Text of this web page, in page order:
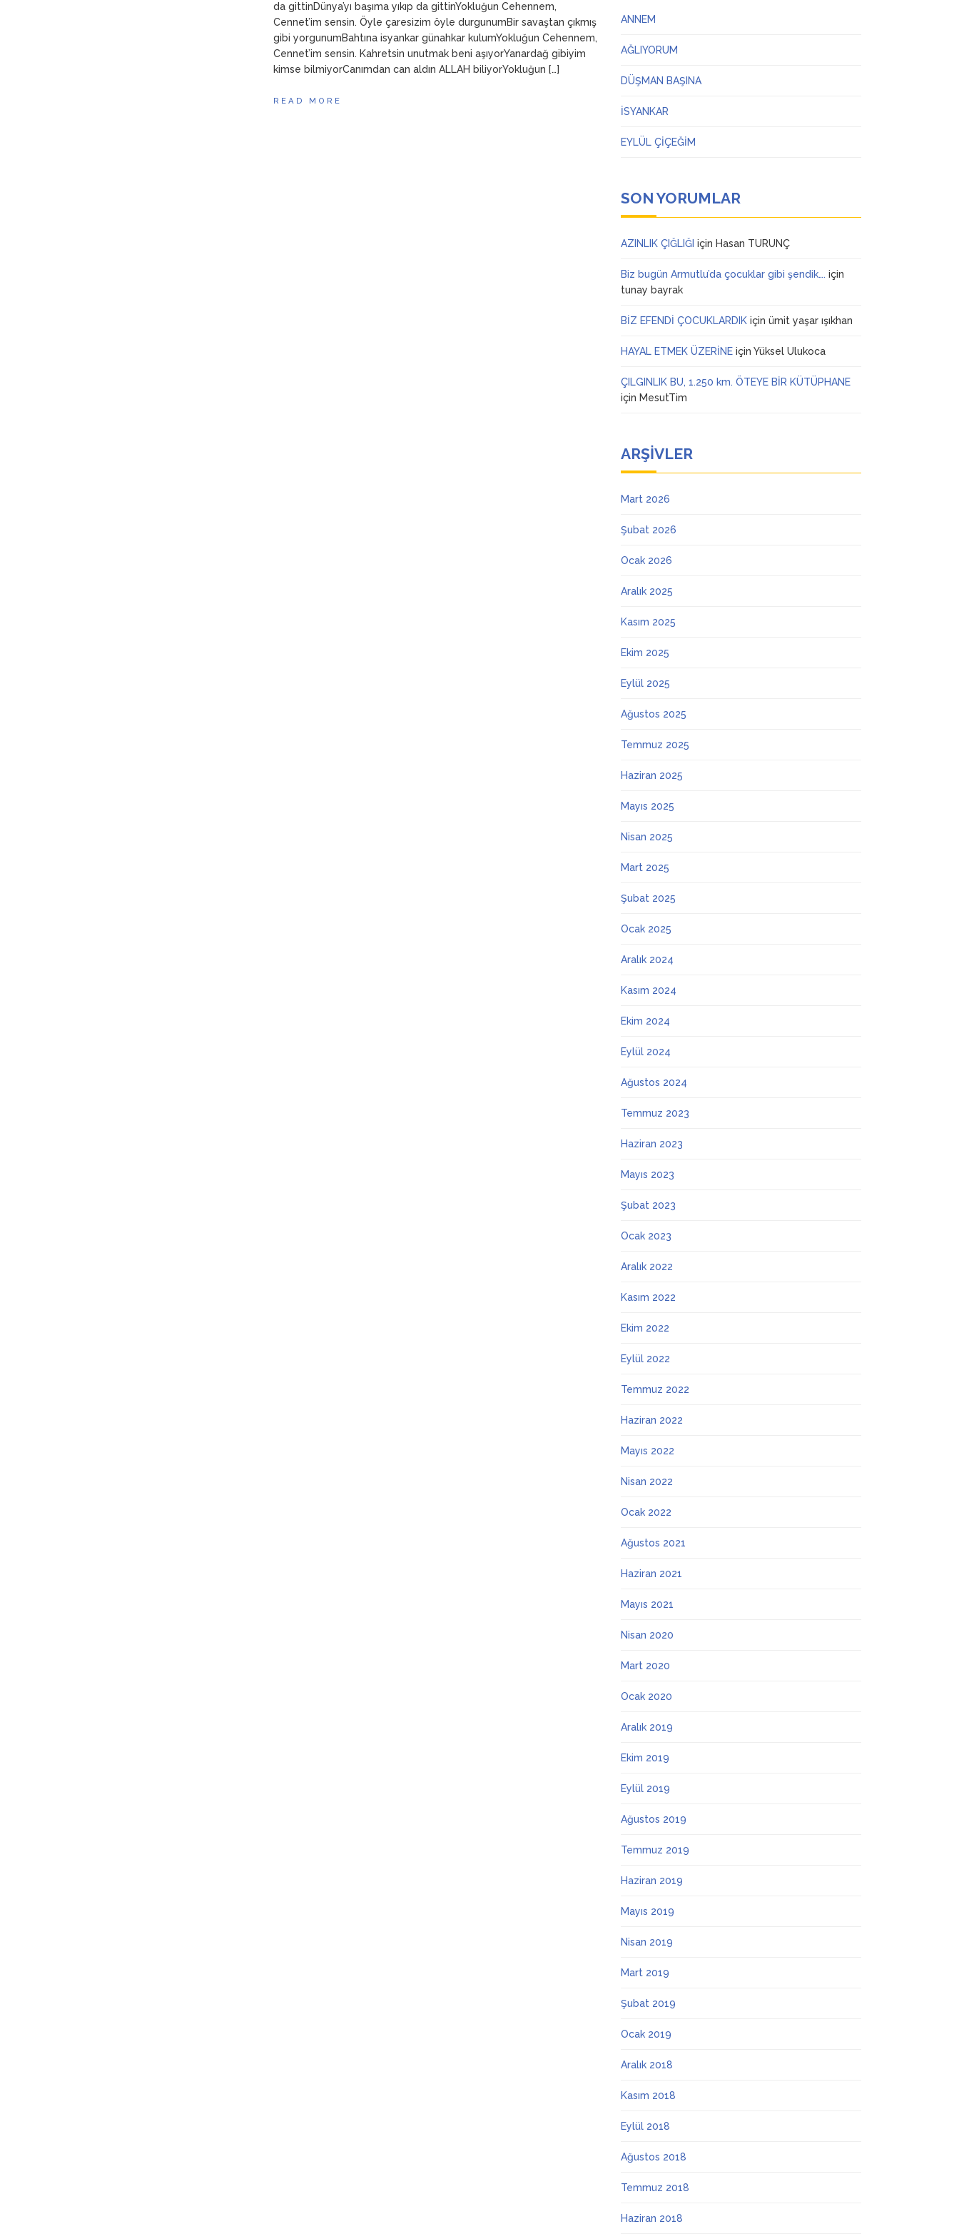
da gittinDünya’yı başıma yıkıp da gittinYokluğun Cehennem,
Cennet’im sensin. Öyle çaresizim öyle durgunumBir savaştan çıkmış
gibi yorgunumBahtına isyankar günahkar kulumYokluğun Cehennem,
Cennet’im sensin. Kahretsin unutmak beni aşıyorYanardağ gibiyim
kimse bilmiyorCanımdan can aldın ALLAH biliyorYokluğun […]
READ MORE
ANNEM
AĞLIYORUM
DÜŞMAN BAŞINA
İSYANKAR
EYLÜL ÇİÇEĞİM
SON YORUMLAR
AZINLIK ÇIĞLIĞI için Hasan TURUNÇ
Biz bugün Armutlu’da çocuklar gibi şendik…. için
tunay bayrak
BİZ EFENDİ ÇOCUKLARDIK içinümit yaşar ışıkhan
HAYAL ETMEK ÜZERİNE içinYüksel Ulukoca
ÇILGINLIK BU, 1.250 km. ÖTEYE BİR KÜTÜPHANE
için MesutTim
ARŞIVLER
Mart 2026
Şubat 2026
Ocak 2026
Aralık 2025
Kasım 2025
Ekim 2025
Eylül 2025
Ağustos 2025
Temmuz 2025
Haziran 2025
Mayıs 2025
Nisan 2025
Mart 2025
Şubat 2025
Ocak 2025
Aralık 2024
Kasım 2024
Ekim 2024
Eylül 2024
Ağustos 2024
Temmuz 2023
Haziran 2023
Mayıs 2023
Şubat 2023
Ocak 2023
Aralık 2022
Kasım 2022
Ekim 2022
Eylül 2022
Temmuz 2022
Haziran 2022
Mayıs 2022
Nisan 2022
Ocak 2022
Ağustos 2021
Haziran 2021
Mayıs 2021
Nisan 2020
Mart 2020
Ocak 2020
Aralık 2019
Ekim 2019
Eylül 2019
Ağustos 2019
Temmuz 2019
Haziran 2019
Mayıs 2019
Nisan 2019
Mart 2019
Şubat 2019
Ocak 2019
Aralık 2018
Kasım 2018
Eylül 2018
Ağustos 2018
Temmuz 2018
Haziran 2018